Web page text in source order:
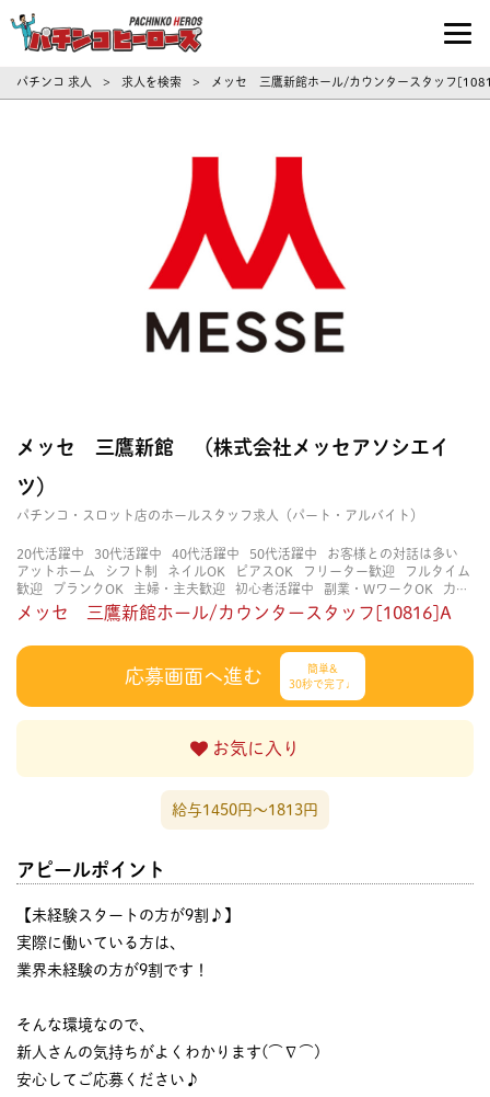
パチンコ求人・転職ならパチンコヒーロ
パチンコ 求人 > 求人を検索 > メッセ 三鷹新館ホール/カウンタースタッフ
メッセ 三鷹新館 （株式会社メッセアソシエイ
ツ）
パチンコ・スロット店のホールスタッフ求人（パート・アルバイト）
20代活躍中 30代活躍中 40代活躍中 50代活躍中
お客様との対話は多い
アットホーム
シフト制 ネイルOK ピアスOK フリーター歓迎
フルタイム
歓迎
ブランクOK 主婦・主夫歓迎 初心者活躍中 副業・WワークOK
力仕
事が少ない
大学生歓迎 学歴不問 扶養内勤務OK
決められた時間できっち
り
男性が多い 知識・経験不要 研修あり 立ち仕事
経験者・有資格者歓
メッセ 三鷹新館ホール/カウンタースタッフ[10816]A
応募画面へ進む
簡単&
30秒で完了♩
お気に入り
給与1450円〜1813円
アピールポイント
【未経験スタートの方が9割♪】
実際に働いている方は、
業界未経験の方が9割です！
そんな環境なので、
新人さんの気持ちがよくわかります(⌒∇⌒)
安心してご応募ください♪